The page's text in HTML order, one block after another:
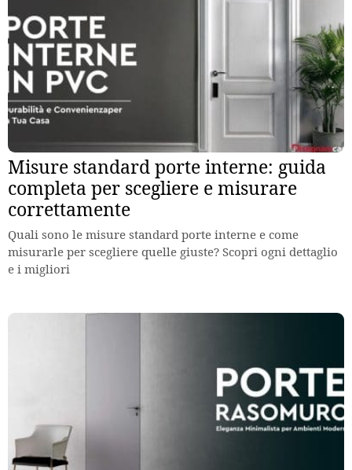
Misure standard porte interne: guida
completa per scegliere e misurare
correttamente
Quali sono le misure standard porte interne e come
misurarle per scegliere quelle giuste? Scopri ogni dettaglio
e i migliori